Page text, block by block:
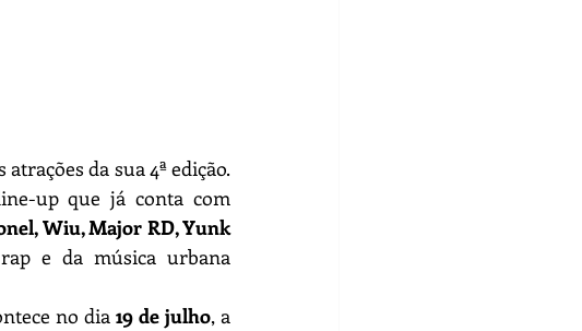
atrações da sua 4ª edição.
Wiu, Major RD, Yunk
e da música urbana
no dia 19 de julho, a